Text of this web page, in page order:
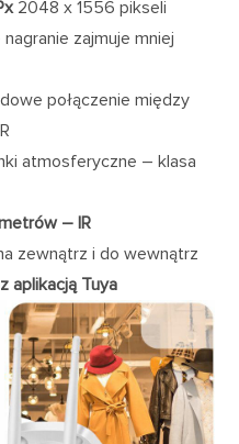
2048 x 1556 pikseli
nagranie zajmuje mniej
połączenie między
atmosferyczne – klasa
– IR
zewnątrz i do wewnątrz
z aplikacją Tuya